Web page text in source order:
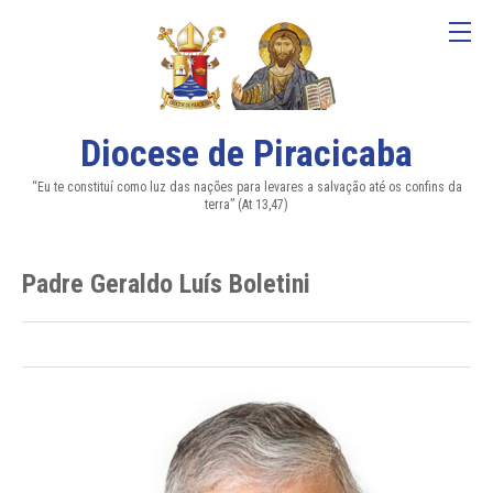
Diocese de Piracicaba
“Eu te constituí como luz das nações para levares a salvação até os confins da
terra” (At 13,47)
Padre Geraldo Luís Boletini